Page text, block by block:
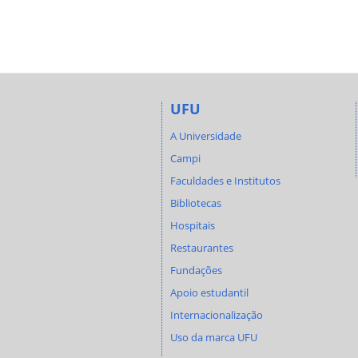
UFU
A Universidade
Campi
Faculdades e Institutos
Bibliotecas
Hospitais
Restaurantes
Fundações
Apoio estudantil
Internacionalização
Uso da marca UFU